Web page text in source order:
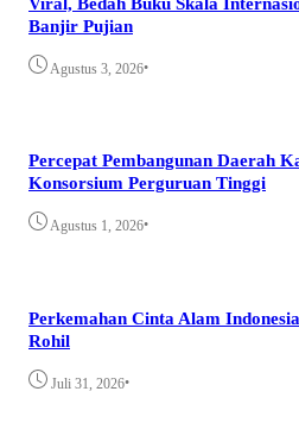
Banjir Pujian
Agustus 3, 2026•
Percepat Pembangunan Daerah
Konsorsium Perguruan Tinggi
Agustus 1, 2026•
Perkemahan Cinta Alam
Rohil
Juli 31, 2026•